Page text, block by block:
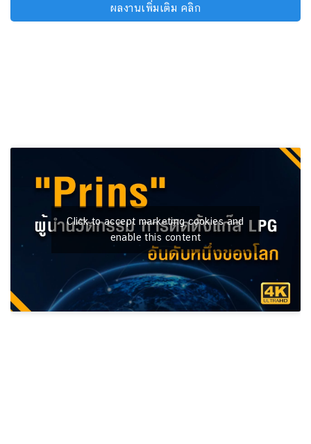
ผลงานเพิ่มเติม คลิก
Click to accept marketing cookies and
enable this content